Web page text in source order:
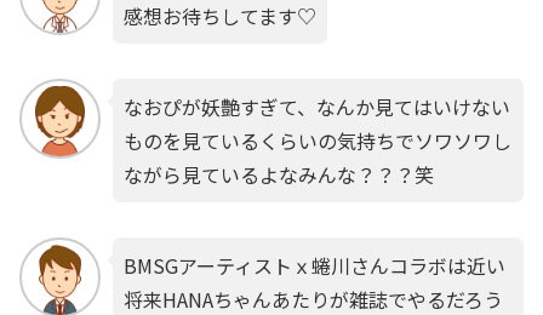
感想お待ちしてます♡
なおぴが妖艶すぎて、なんか見てはいけない
ものを見ているくらいの気持ちでソワソワし
ながら見ているよなみんな？？？笑
BMSGアーティストｘ蜷川さんコラボは近い
将来HANAちゃんあたりが雑誌でやるだろう